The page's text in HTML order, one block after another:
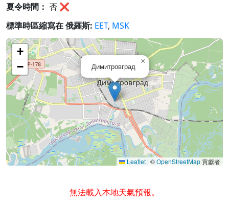
夏令時間： 否 ❌
標準時區縮寫在 俄羅斯: EET, MSK
Димитровград
×
+
−
Leaflet | ©OpenStreetMap貢獻者
無法載入本地天氣預報。